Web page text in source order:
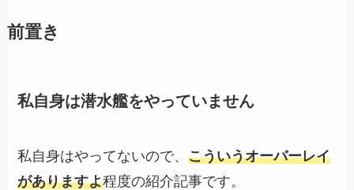
前置き
私自身は潜水艦をやっていません
私自身はやってないので、こういうオーバーレイ
がありますよ程度の紹介記事です。